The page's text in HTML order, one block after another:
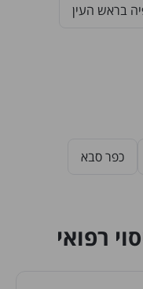
בראש העין
כפר סבא
רפואי